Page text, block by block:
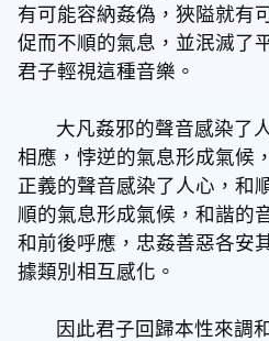
有可能容納姦偽，狹隘就有
促而不順的氣息，並泯滅了
君子輕視這種音樂。
大凡姦邪的聲音感染了人
相應，悖逆的氣息形成氣候
正義的聲音感染了人心，和
順的氣息形成氣候，和諧的
和前後呼應，忠姦善惡各安
據類別相互感化。
因此君子回歸本性來調和